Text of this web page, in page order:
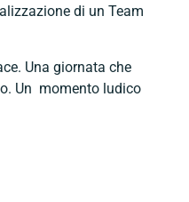
di un Team
Una giornata che
Un momento ludico